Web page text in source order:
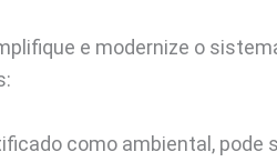
e modernize o
como ambiental, pode